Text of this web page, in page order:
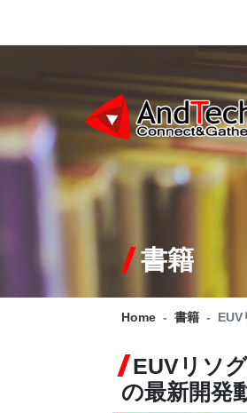
書籍
Home 書籍 EUV
EUVリソ
の最新開発